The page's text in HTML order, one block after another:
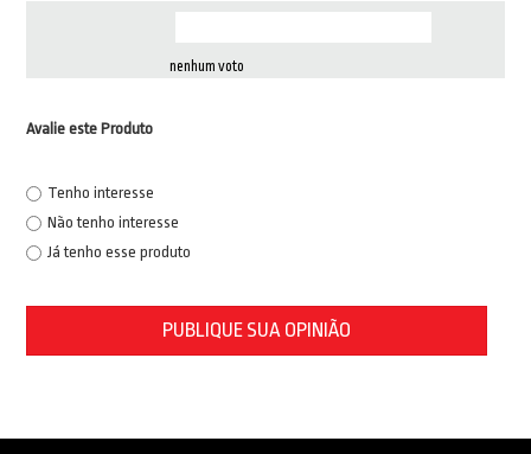
nenhum voto
Avalie este Produto
Tenho interesse
Não tenho interesse
Já tenho esse produto
PUBLIQUE SUA OPINIÃO